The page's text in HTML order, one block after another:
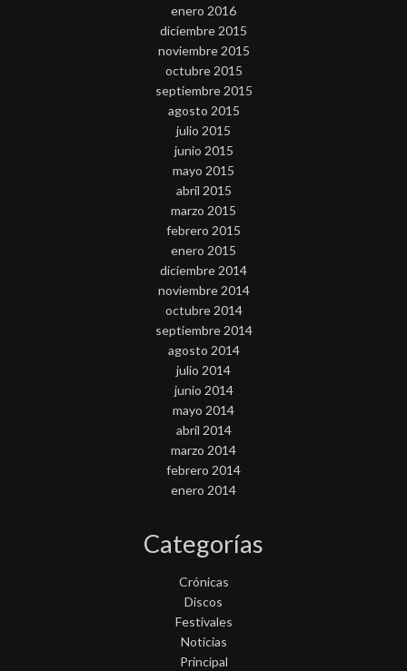
enero 2016
diciembre 2015
noviembre 2015
octubre 2015
septiembre 2015
agosto 2015
julio 2015
junio 2015
mayo 2015
abril 2015
marzo 2015
febrero 2015
enero 2015
diciembre 2014
noviembre 2014
octubre 2014
septiembre 2014
agosto 2014
julio 2014
junio 2014
mayo 2014
abril 2014
marzo 2014
febrero 2014
enero 2014
Categorías
Crónicas
Discos
Festivales
Noticias
Principal